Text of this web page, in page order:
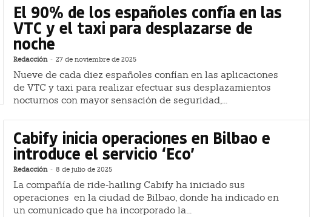
El 90% de los españoles confía en las
VTC y el taxi para desplazarse de
noche
Redacción - 27 de noviembre de 2025
Nueve de cada diez españoles confían en las aplicaciones
de VTC y taxi para realizar efectuar sus desplazamientos
nocturnos con mayor sensación de seguridad,...
Cabify inicia operaciones en Bilbao e
introduce el servicio ‘Eco’
Redacción - 8 de julio de 2025
La compañía de ride-hailing Cabify ha iniciado sus
operaciones en la ciudad de Bilbao, donde ha indicado en
un comunicado que ha incorporado la...